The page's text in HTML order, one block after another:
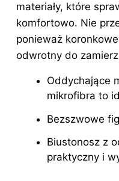
materiały, które
komfortowo. Nie
ponieważ
odwrotny do
Oddychające
mikrofibra to
Bezszwowe
Biustonosz z
praktyczny i